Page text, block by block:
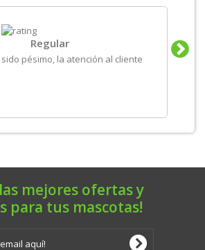
Regular
pésimo, la atención al cliente
las mejores ofertas y
para tus mascotas!